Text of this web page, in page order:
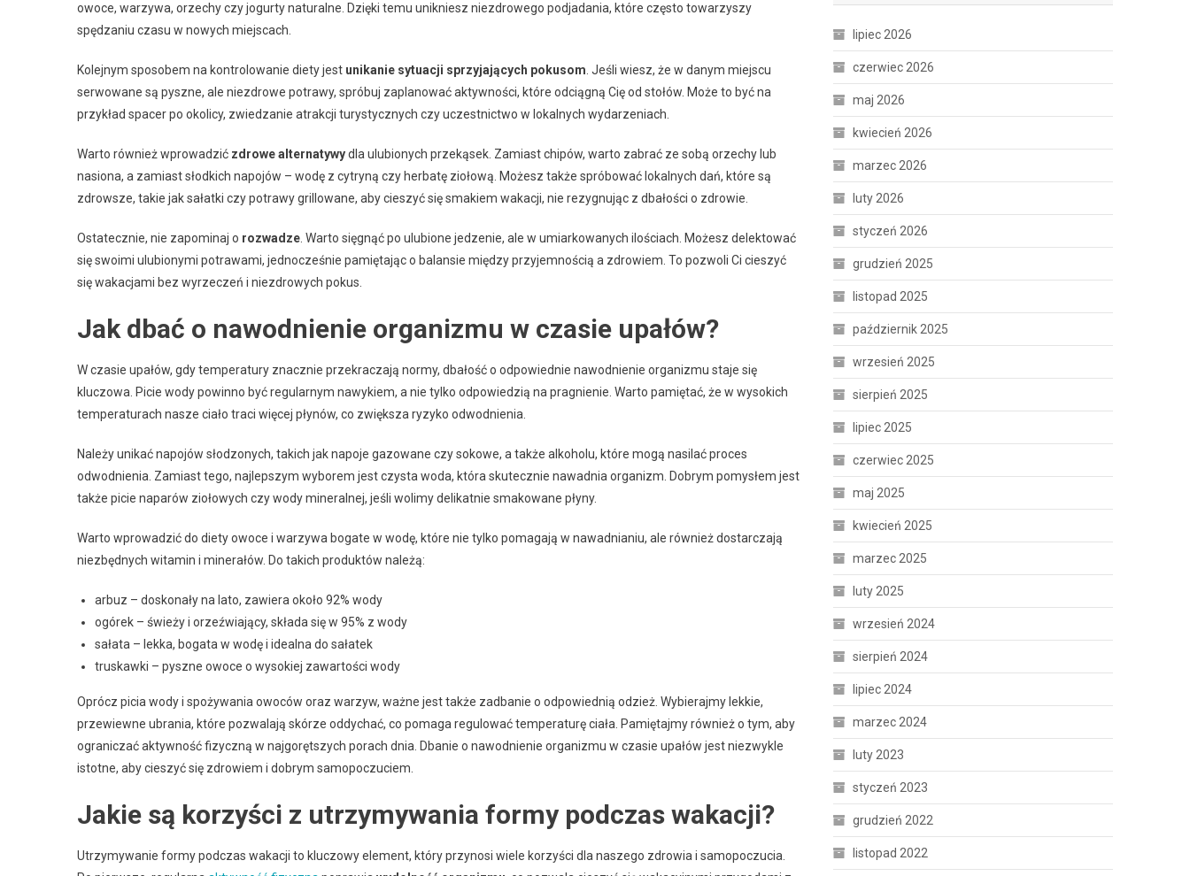
owoce, warzywa, orzechy czy jogurty naturalne. Dzięki temu unikniesz niezdrowego podjadania, które często towarzyszy
spędzaniu czasu w nowych miejscach.
Kolejnym sposobem na kontrolowanie diety jest unikanie sytuacji sprzyjających pokusom. Jeśli wiesz, że w danym miejscu
serwowane są pyszne, ale niezdrowe potrawy, spróbuj zaplanować aktywności, które odciągną Cię od stołów. Może to być na
przykład spacer po okolicy, zwiedzanie atrakcji turystycznych czy uczestnictwo w lokalnych wydarzeniach.
Warto również wprowadzić zdrowe alternatywydla ulubionych przekąsek. Zamiast chipów, warto zabrać ze sobą orzechy lub
nasiona, a zamiast słodkich napojów – wodę z cytryną czy herbatę ziołową. Możesz także spróbować lokalnych dań, które są
zdrowsze, takie jak sałatki czy potrawy grillowane, aby cieszyć się smakiem wakacji, nie rezygnując z dbałości o zdrowie.
Ostatecznie, nie zapominaj o rozwadze. Warto sięgnąć po ulubione jedzenie, ale w umiarkowanych ilościach. Możesz delektować
się swoimi ulubionymi potrawami, jednocześnie pamiętając o balansie między przyjemnością a zdrowiem. To pozwoli Ci cieszyć
się wakacjami bez wyrzeczeń i niezdrowych pokus.
Jak dbać o nawodnienie organizmu w czasie upałów?
W czasie upałów, gdy temperatury znacznie przekraczają normy, dbałość o odpowiednie nawodnienie organizmu staje się
kluczowa. Picie wody powinno być regularnym nawykiem, a nie tylko odpowiedzią na pragnienie. Warto pamiętać, że w wysokich
temperaturach nasze ciało traci więcej płynów, co zwiększa ryzyko odwodnienia.
Należy unikać napojów słodzonych, takich jak napoje gazowane czy sokowe, a także alkoholu, które mogą nasilać proces
odwodnienia. Zamiast tego, najlepszym wyborem jest czysta woda, która skutecznie nawadnia organizm. Dobrym pomysłem jest
także picie naparów ziołowych czy wody mineralnej, jeśli wolimy delikatnie smakowane płyny.
Warto wprowadzić do diety owoce i warzywa bogate w wodę, które nie tylko pomagają w nawadnianiu, ale również dostarczają
niezbędnych witamin i minerałów. Do takich produktów należą:
arbuz – doskonały na lato, zawiera około 92% wody
ogórek – świeży i orzeźwiający, składa się w 95% z wody
sałata – lekka, bogata w wodę i idealna do sałatek
truskawki – pyszne owoce o wysokiej zawartości wody
Oprócz picia wody i spożywania owoców oraz warzyw, ważne jest także zadbanie o odpowiednią odzież. Wybierajmy lekkie,
przewiewne ubrania, które pozwalają skórze oddychać, co pomaga regulować temperaturę ciała. Pamiętajmy również o tym, aby
ograniczać aktywność fizyczną w najgorętszych porach dnia. Dbanie o nawodnienie organizmu w czasie upałów jest niezwykle
istotne, aby cieszyć się zdrowiem i dobrym samopoczuciem.
Jakie są korzyści z utrzymywania formy podczas wakacji?
Utrzymywanie formy podczas wakacji to kluczowy element, który przynosi wiele korzyści dla naszego zdrowia i samopoczucia.
lipiec 2026
czerwiec 2026
maj 2026
kwiecień 2026
marzec 2026
luty 2026
styczeń 2026
grudzień 2025
listopad 2025
październik 2025
wrzesień 2025
sierpień 2025
lipiec 2025
czerwiec 2025
maj 2025
kwiecień 2025
marzec 2025
luty 2025
wrzesień 2024
sierpień 2024
lipiec 2024
marzec 2024
luty 2023
styczeń 2023
grudzień 2022
listopad 2022